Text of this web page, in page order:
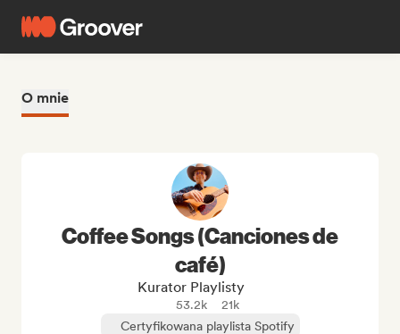
O mnie
Coffee Songs (Canciones de
café)
Kurator Playlisty
53.2k
21k
Certyfikowana playlista Spotify